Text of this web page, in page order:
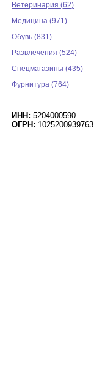
Ветеринария (62)
Медицина (971)
Обувь (831)
Развлечения (524)
Спецмагазины (435)
Фурнитура (764)
ИНН: 5204000590
ОГРН: 1025200939763